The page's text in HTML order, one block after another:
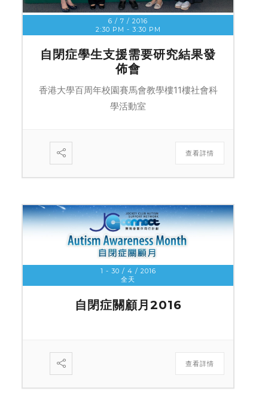
6 / 7 / 2016
2:30 PM - 3:30 PM
自閉症學生支援需要研究結果發
佈會
香港大學百周年校園賽馬會教學樓11樓社會科
學活動室
查看詳情
1 - 30 / 4 / 2016
全天
自閉症關顧月2016
查看詳情